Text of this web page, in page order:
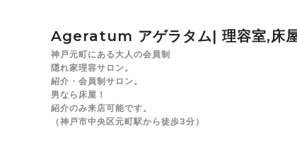
Ageratum アゲラタム| 理容室,床
神戸元町にある大人の会員制
隠れ家理容サロン。
紹介・会員制サロン。
男なら床屋！
紹介のみ来店可能です。
（神戸市中央区元町駅から徒歩3分）